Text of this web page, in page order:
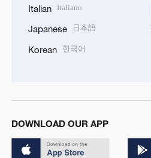
Italian Italiano
Japanese 日本語
Korean 한국어
DOWNLOAD OUR APP